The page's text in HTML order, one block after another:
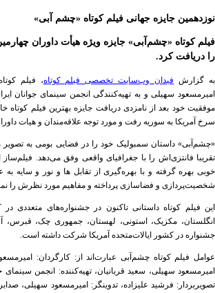
نوزدهمین جایزه جهانی فیلم کوتاه «چشم آبی»
را دریافت کرد.
به گزارش فیدان وب‌سایت تخصصی فیلم کوتاه، فیلم
امیرمسعود سهیلی و به تهیه‌کنندگی انجمن سینمای جوانان
موفقیت خود بعد از نامزدی دریافت جایزه بهترین فیلم کوتاه
سرخ آمریکا به سوریه رفت و مورد توجه علاقه‌مندان و هیات
«چشم‌آبی» داستان سمبولیک خود را در فضایی بومی به تصویر
تقریبا فانتزی‌اش را با جغرافیای واقعی وفق می‌دهد.
خوبی بهره گرفته و با بهره‌گیری از تقابل ‌ها و نور و سایه
شخصیت‌پردازی و فضاسازی پرداخته و مفاهیم مورد نظرش را
این فیلم کوتاه داستانی تاکنون در جشنواره‌های متعددی
انگلستان، مکزیک، استونی، لهستان، جمهوری چک، قبرس،
جشنواره در کشور ایالات‌متحده آمریکا شرکت داشته است.
عوامل فیلم کوتاه چشم‌آبی عبارت‌اند از: کارگردان:
امیرمسعود سهیلی، سعید قربانیان، تهیه‌کننده: انجمن
تصویربردار: فرشید علیزاده، تدوینگر: امیرمسعود سهیلی،